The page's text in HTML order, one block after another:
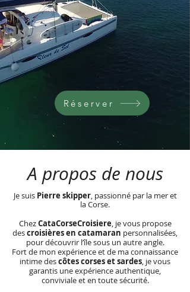
Réserver
A propos de nous
Je suisPierre skipper, passionné par la mer et
la Corse.
ChezCataCorseCroisiere, je vous propose
descroisières en catamaran personnalisées,
pour découvrir l’île sous un autre angle.
Fort de mon expérience et de ma connaissance
intime descôtes corses et sardes, je vous
garantis une expérience authentique,
conviviale et en toute sécurité.